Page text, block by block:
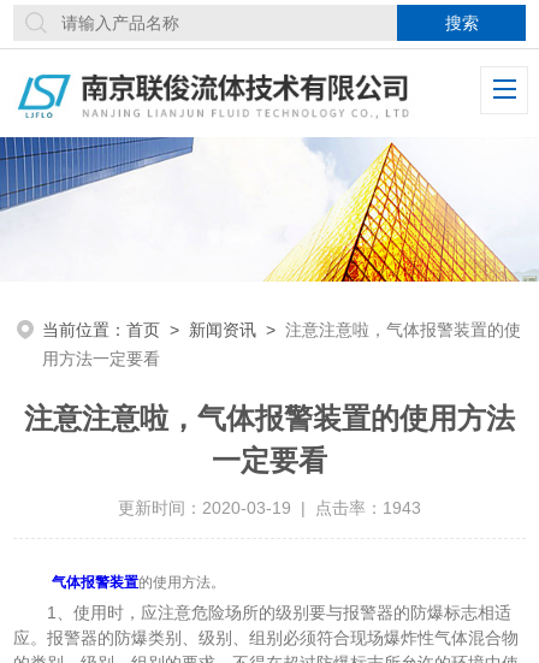
当前位置：首页 > 新闻资讯 >注意注意啦，气体报警装置的使
用方法一定要看
注意注意啦，气体报警装置的使用方法
一定要看
更新时间：2020-03-19 | 点击率：1943
气体报警装置的使用方法。
1、使用时，应注意危险场所的级别要与报警器的防爆标志相适
应。报警器的防爆类别、级别、组别必须符合现场爆炸性气体混合物